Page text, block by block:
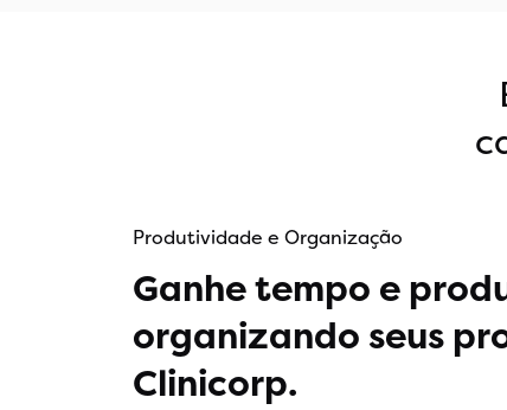
Produtividade e Organização
Ganhe tempo e
organizando seus
Clinicorp.